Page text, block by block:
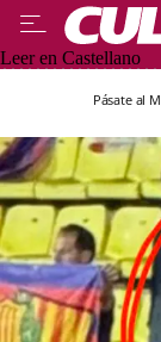
Leer en Castellano
Pásate al